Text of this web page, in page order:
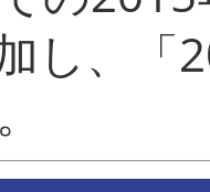
し、「
し